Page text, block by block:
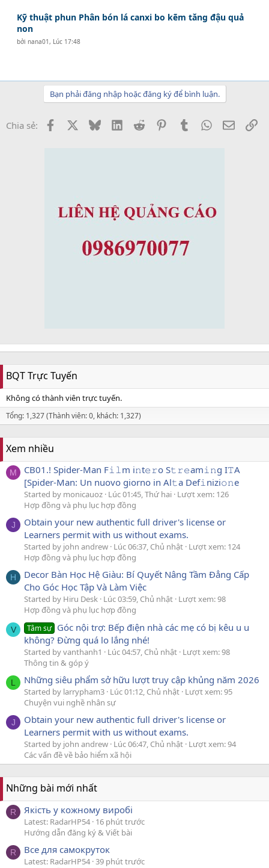
Kỹ thuật phun Phân bón lá canxi bo kẽm tăng đậu quả
non
bởinana01 , Lúc 17:48
Bạn phải đăng nhập hoặc đăng ký để bình luận.
Chia sẻ: Facebook BlueskyLinkedInReddit PinterestTumblrWhatsApp
Email
BQT Trực Tuyến
Không có thành viên trực tuyến.
Tổng: 1,327 (Thành viên: 0, khách: 1,327)
Xem nhiều
M
CB01.! Spider-Man F𝚒𝚕m i𝚗t𝚎𝚛o S𝚝𝚛𝚎am𝚒𝚗g I𝚃A
[Spider-Man: Un nuovo giorno in Al𝚝a Def𝚒nizi𝚘𝚗e
Started by monicauoz Lúc 01:45, Thứ hai Lượt xem: 126
Hợp đồng và phụ lục hợp đồng
J
Obtain your new authentic full driver's license or
Learners permit with us without exams.
Started by john andrew Lúc 06:37, Chủ nhật Lượt xem: 124
Hợp đồng và phụ lục hợp đồng
H
Decor Bàn Học Hệ Giàu: Bí Quyết Nâng Tầm Đẳng Cấp
Cho Góc Học Tập Và Làm Việc
Started by Hiru Desk Lúc 03:59, Chủ nhật Lượt xem: 98
Hợp đồng và phụ lục hợp đồng
V Tâm sự Góc nội trợ: Bếp điện nhà các mẹ có bị kêu u u
không? Đừng quá lo lắng nhé!
Started by vanthanh1 Lúc 04:57, Chủ nhật Lượt xem: 98
Thông tin & góp ý
L Những siêu phẩm sở hữu lượt truy cập khủng năm 2026
Started by larrypham3 Lúc 01:12, Chủ nhật Lượt xem: 95
Chuyện vui nghề nhân sự
J
Obtain your new authentic full driver's license or
Learners permit with us without exams.
Started by john andrew Lúc 06:47, Chủ nhật Lượt xem: 94
Các vấn đề về bảo hiểm xã hội
Những bài mới nhất
R Якість у кожному виробі
Latest: RadarHP54 16 phút trước
Hướng dẫn đăng ký & Viết bài
R Все для самокруток
Latest: RadarHP54 39 phút trước